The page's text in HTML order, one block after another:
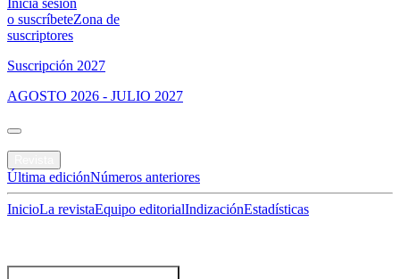
Inicia sesión
o suscríbeteZona de
suscriptores
Suscripción 2027
AGOSTO 2026 - JULIO 2027
Última ediciónNúmeros anteriores
InicioLa revistaEquipo editorialIndizaciónEstadísticas